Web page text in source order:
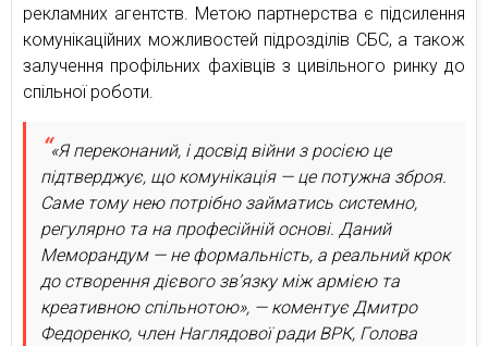
рекламних агентств. Метою партнерства є підсилення
комунікаційних можливостей підрозділів СБС, а також
залучення профільних фахівців з цивільного ринку до
спільної роботи.
«Я переконаний, і досвід війни з росією це
підтверджує, що комунікація — це потужна зброя.
Саме тому нею потрібно займатись системно,
регулярно та на професійній основі. Даний
Меморандум — не формальність, а реальний крок
до створення дієвого зв’язку між армією та
креативною спільнотою», — коментує Дмитро
Федоренко, член Наглядової ради ВРК, Голова